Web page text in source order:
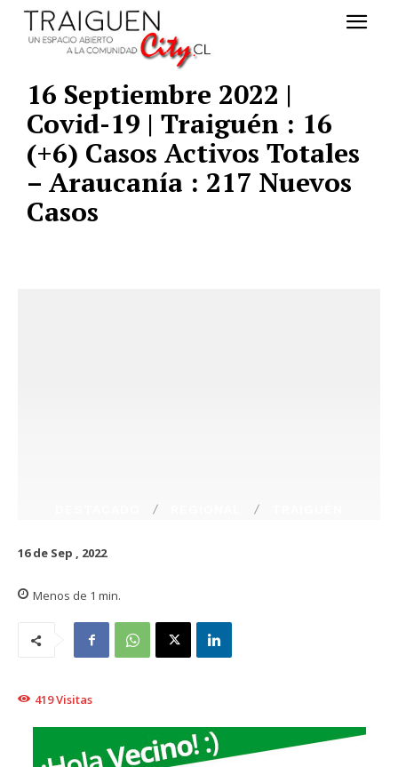
16 Septiembre 2022 |
Covid-19 | Traiguén : 16
(+6) Casos Activos Totales
– Araucanía : 217 Nuevos
Casos
16 de Sep , 2022
Menos de 1 min.
419Visitas